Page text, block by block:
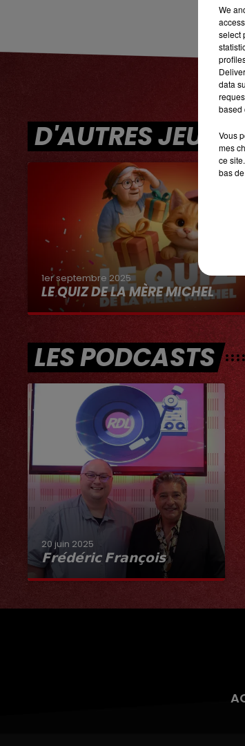
D'AUTRES JEUX
1er septembre 2025
LE QUIZ DE LA MÈRE MICHEL
LES PODCASTS
20 juin 2025
𝗙𝗿𝗲́𝗱𝗲́𝗿𝗶𝗰 𝗙𝗿𝗮𝗻𝗰̧𝗼𝗶𝘀
Interview du 20 juin 2025
We
select
data
based
Vous
mes
ce
bas